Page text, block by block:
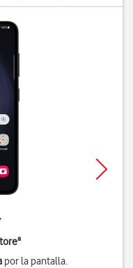
"
por la pantalla.